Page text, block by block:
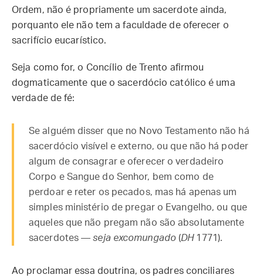
Ordem, não é propriamente um sacerdote ainda,
porquanto ele não tem a faculdade de oferecer o
sacrifício eucarístico.
Seja como for, o Concílio de Trento afirmou
dogmaticamente que o sacerdócio católico é uma
verdade de fé:
Se alguém disser que no Novo Testamento não há
sacerdócio visível e externo, ou que não há poder
algum de consagrar e oferecer o verdadeiro
Corpo e Sangue do Senhor, bem como de
perdoar e reter os pecados, mas há apenas um
simples ministério de pregar o Evangelho, ou que
aqueles que não pregam não são absolutamente
sacerdotes —seja excomungado(DH1771).
Ao proclamar essa doutrina, os padres conciliares